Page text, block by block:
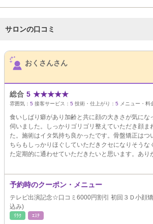
サロンの口コミ
サロンPick Up
おくさんさん
総合 5 ★★★★★
雰囲気： 5 接客サービス： 5 技術・仕上がり： 5 メニュー・料
食いしばり癖があり加齢と共に顔の大きさが気にな
伺いました。しっかりゴリゴリ整えていただき顔ま
た。施術はイタ気持ち良かったです。骨盤矯正はつ
ちらもしっかりほぐしていただきクセになりそうな
た定期的に通わせていただきたいと思います。あり
予約時のクーポン・メニュー
テレビ出演記念☆口コミ6000円割引 初回３Ｄ小顔
込み)
ﾘﾗｸ ｴｽﾃ